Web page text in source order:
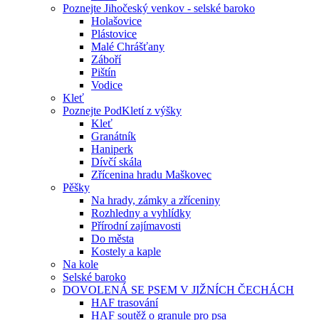
Poznejte Jihočeský venkov - selské baroko
Holašovice
Plástovice
Malé Chrášťany
Záboří
Pištín
Vodice
Kleť
Poznejte PodKletí z výšky
Kleť
Granátník
Haniperk
Dívčí skála
Zřícenina hradu Maškovec
Pěšky
Na hrady, zámky a zříceniny
Rozhledny a vyhlídky
Přírodní zajímavosti
Do města
Kostely a kaple
Na kole
Selské baroko
DOVOLENÁ SE PSEM V JIŽNÍCH ČECHÁCH
HAF trasování
HAF soutěž o granule pro psa